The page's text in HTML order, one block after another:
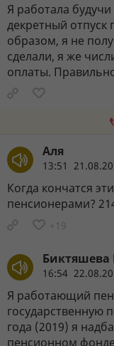
Я работала
декретный отпуск
образом, я не
сделали, я же
оплаты.
Аля
13:51
Когда кончатся
пенсионерами?
+19
Биктяшева
16:54
Я работающий
государственную
года (2019) я
пенсионном